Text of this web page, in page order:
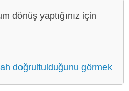
dönüş yaptığınız için
doğrultulduğunu görmek